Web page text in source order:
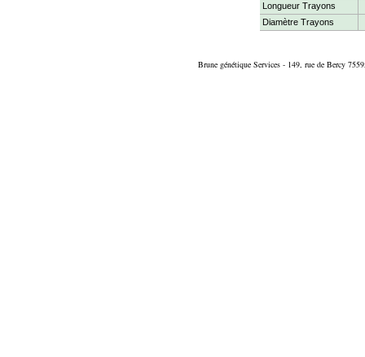
Longueur Trayons
Diamètre Trayons
Brune génétique Services - 149, rue de Bercy